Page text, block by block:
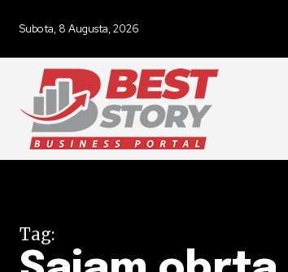
Subota, 8 Augusta, 2026
Tag: